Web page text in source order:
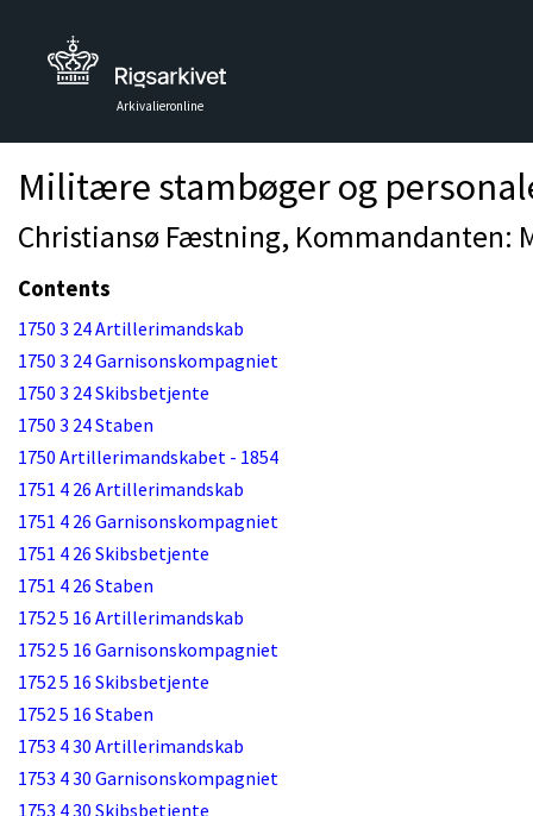
Arkivalieronline
Militære stambøger og
Christiansø Fæstning, Kommandanten:
Contents
1750 3 24 Artillerimandskab
1750 3 24 Garnisonskompagniet
1750 3 24 Skibsbetjente
1750 3 24 Staben
1750 Artillerimandskabet - 1854
1751 4 26 Artillerimandskab
1751 4 26 Garnisonskompagniet
1751 4 26 Skibsbetjente
1751 4 26 Staben
1752 5 16 Artillerimandskab
1752 5 16 Garnisonskompagniet
1752 5 16 Skibsbetjente
1752 5 16 Staben
1753 4 30 Artillerimandskab
1753 4 30 Garnisonskompagniet
1753 4 30 Skibsbetjente